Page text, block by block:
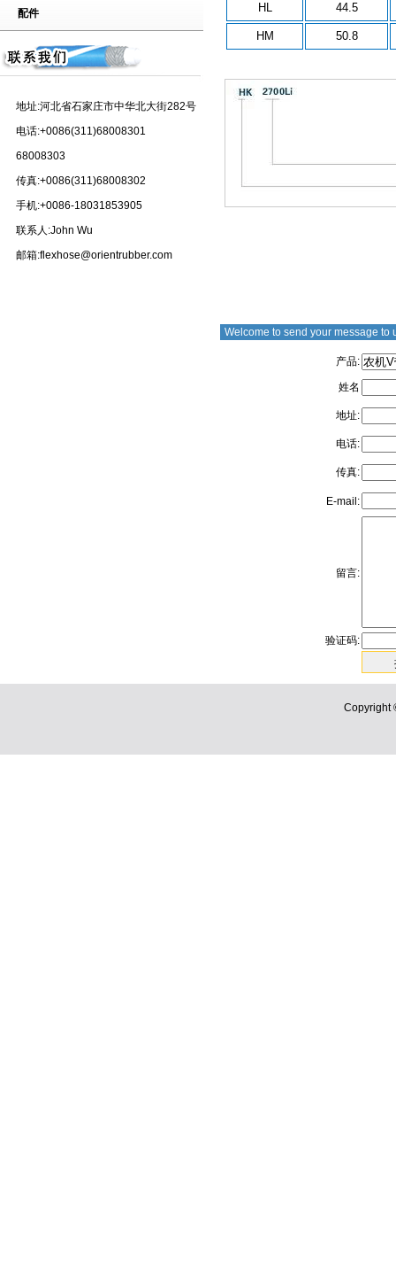
配件
地址:河北省石家庄市中华北大街282号
电话:+0086(311)68008301
68008303
传真:+0086(311)68008302
手机:+0086-18031853905
联系人:John Wu
邮箱:flexhose@orientrubber.com
HL 44.5
HM 50.8
Welcome to send your message to
产品:
姓名
地址:
电话:
传真:
E-mail:
留言:
验证码:
Copyright